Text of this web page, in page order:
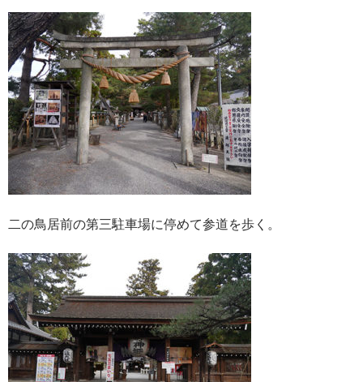
二の鳥居前の第三駐車場に停めて参道を歩く。